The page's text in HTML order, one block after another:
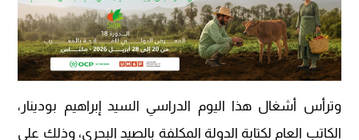
وترأس أشغال هذا اليوم الدراسي السيد إبراهيم بودينار،
الكاتب العام لكتابة الدولة المكلفة بالصيد البحري، وذلك على